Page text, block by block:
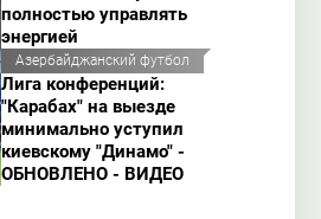
полностью управлять
энергией
Азербайджанский футбол
Лига конференций:
"Карабах" на выезде
минимально уступил
киевскому "Динамо" -
ОБНОВЛЕНО - ВИДЕО